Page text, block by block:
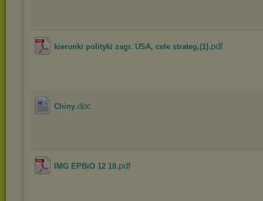
kierunki polityki zagr. USA, cele strateg,(1).pdf
Chiny.doc
IMG EPBiO 12 18.pdf